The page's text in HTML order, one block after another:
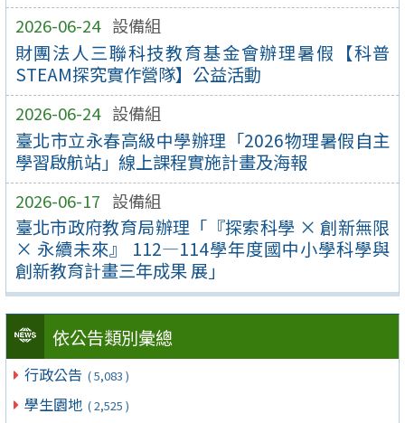
2026-06-24 設備組
財團法人三聯科技教育基金會辦理暑假【科普
STEAM探究實作營隊】公益活動
2026-06-24 設備組
臺北市立永春高級中學辦理「2026物理暑假自主
學習啟航站」線上課程實施計畫及海報
2026-06-17 設備組
臺北市政府教育局辦理「『探索科學 × 創新無限
× 永續未來』 112—114學年度國中小學科學與
創新教育計畫三年成果 展」
依公告類別彙總
行政公告 ( 5,083 )
學生園地 ( 2,525 )